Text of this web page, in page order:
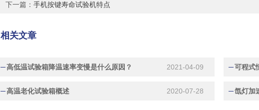
下一篇： 手机按键寿命试验机特点
相关文章
高低温试验箱降温速率变慢是什么原因？ 2021-04-09
高温老化试验箱概述 2020-07-28